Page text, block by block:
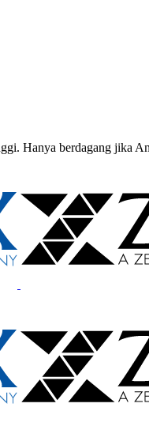
Hanya berdagang jika